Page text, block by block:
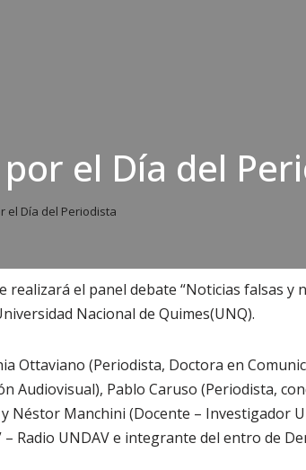
el Día del
el Día del Periodista
realizará el panel debate “Noticias falsas y
Nacional de Quimes(UNQ).
Ottaviano (Periodista, Doctora en
Audiovisual), Pablo Caruso (Periodista,
y Néstor Manchini (Docente – Investigador
– Radio UNDAV e integrante del entro de